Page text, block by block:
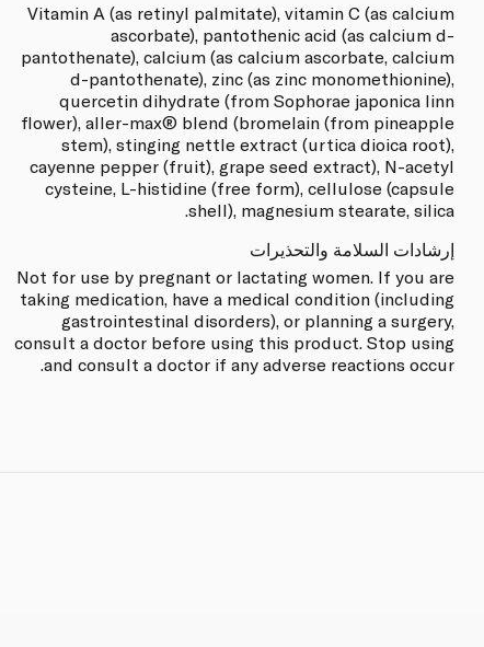
Vitamin A (as retinyl palmitate), vitamin C (as calcium
ascorbate), pantothenic acid (as calcium d-
pantothenate), calcium (as calcium ascorbate, calcium
d-pantothenate), zinc (as zinc monomethionine),
quercetin dihydrate (from Sophorae japonica linn
flower), aller-max® blend (bromelain (from pineapple
stem), stinging nettle extract (urtica dioica root),
cayenne pepper (fruit), grape seed extract), N-acetyl
cysteine, L-histidine (free form), cellulose (capsule
shell), magnesium stearate, silica.
إرشادات السلامة والتحذيرات
Not for use by pregnant or lactating women. If you are
taking medication, have a medical condition (including
gastrointestinal disorders), or planning a surgery,
consult a doctor before using this product. Stop using
and consult a doctor if any adverse reactions occur.